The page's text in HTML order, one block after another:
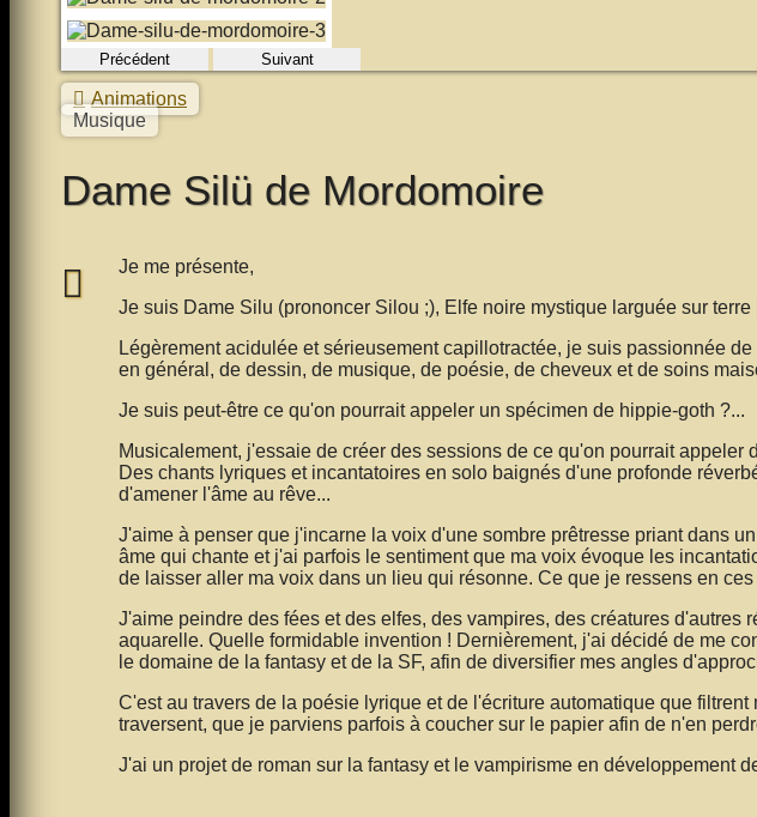
Précédent Suivant
Animations
Musique
Dame Silü de Mordomoire
Je me présente,
Je suis Dame Silu (prononcer Silou ;), Elfe noire mystique larguée sur terre
Légèrement acidulée et sérieusement capillotractée, je suis passionnée
en général, de dessin, de musique, de poésie, de cheveux et de soins
Je suis peut-être ce qu'on pourrait appeler un spécimen de hippie-goth ?...
Musicalement, j'essaie de créer des sessions de ce qu'on pourrait appeler
Des chants lyriques et incantatoires en solo baignés d'une profonde
d'amener l'âme au rêve...
J'aime à penser que j'incarne la voix d'une sombre prêtresse priant dans
âme qui chante et j'ai parfois le sentiment que ma voix évoque les
de laisser aller ma voix dans un lieu qui résonne. Ce que je ressens en
J'aime peindre des fées et des elfes, des vampires, des créatures d'autres
aquarelle. Quelle formidable invention ! Dernièrement, j'ai décidé de me
le domaine de la fantasy et de la SF, afin de diversifier mes angles
C'est au travers de la poésie lyrique et de l'écriture automatique que
traversent, que je parviens parfois à coucher sur le papier afin de n'en
J'ai un projet de roman sur la fantasy et le vampirisme en développement